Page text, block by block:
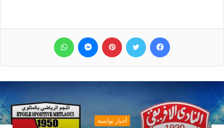
فيسبوك تويتر بينتيريست ماسنجر
أخبار توانسة